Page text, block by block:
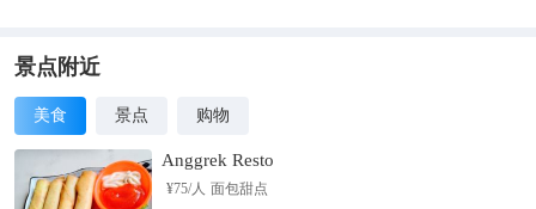
景点附近
美食 景点 购物
Anggrek Resto
¥75/人 面包甜点